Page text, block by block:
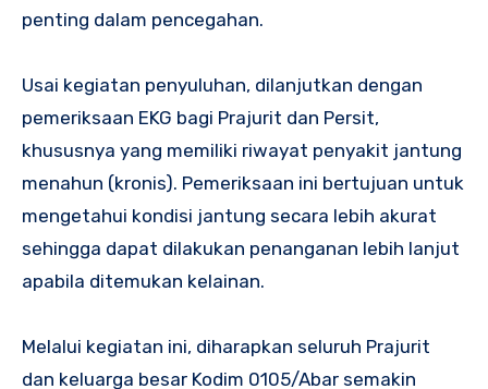
penting dalam pencegahan.
Usai kegiatan penyuluhan, dilanjutkan dengan
pemeriksaan EKG bagi Prajurit dan Persit,
khususnya yang memiliki riwayat penyakit jantung
menahun (kronis). Pemeriksaan ini bertujuan untuk
mengetahui kondisi jantung secara lebih akurat
sehingga dapat dilakukan penanganan lebih lanjut
apabila ditemukan kelainan.
Melalui kegiatan ini, diharapkan seluruh Prajurit
dan keluarga besar Kodim 0105/Abar semakin